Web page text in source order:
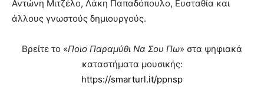
Αντώνη Μιτζέλο, Λάκη Παπαδόπουλο, Ευσταθία και
άλλους γνωστούς δημιουργούς.
Βρείτε το «Ποιο Παραμύθι Να Σου Πω» στα ψηφιακά
καταστήματα μουσικής:
https://smarturl.it/ppnsp